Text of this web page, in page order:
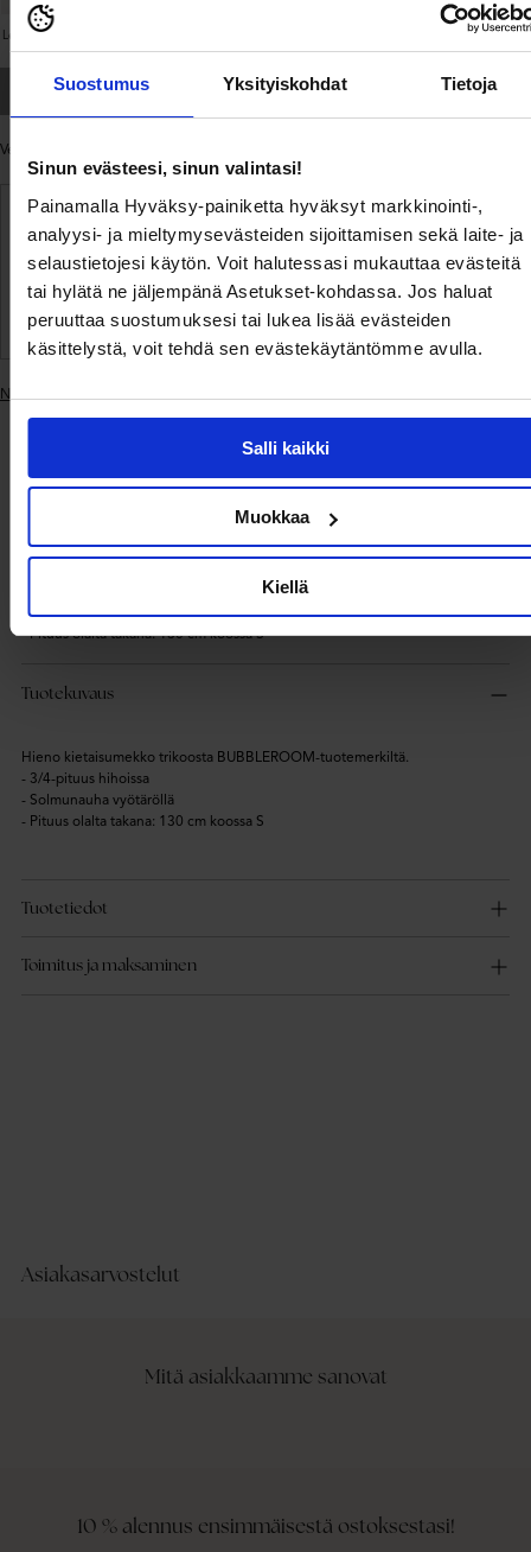
Suostumus Yksityiskohdat Tietoja
Sinun evästeesi, sinun valintasi!
Painamalla Hyväksy-painiketta hyväksyt markkinointi-,
analyysi- ja mieltymysevästeiden sijoittamisen sekä laite- ja
selaustietojesi käytön. Voit halutessasi mukauttaa evästeitä
tai hylätä ne jäljempänä Asetukset-kohdassa. Jos haluat
peruuttaa suostumuksesi tai lukea lisää evästeiden
käsittelystä, voit tehdä sen evästekäytäntömme avulla.
Salli kaikki
Muokkaa
Kiellä
Leopard
Loppuunmyyty
Verot sisältyvät.
Ilmainen toimitus yli 69 € tilauksille
Toimitus 3–5 arkipäivässä
Helppo maksaminen
Näytä samankaltaiset tuotteet
Lisätään
Tuotekuvaus Tuotetiedot
maksaminen
- Solmunauha vyötäröllä
- Pituus olalta takana: 130 cm koossa S
Tuotekuvaus
Hieno kietaisumekko trikoosta BUBBLEROOM-tuotemerkiltä.
- 3/4-pituus hihoissa
- Solmunauha vyötäröllä
- Pituus olalta takana: 130 cm koossa S
Tuotetiedot
Toimitus ja maksaminen
Asiakasarvostelut
Mitä asiakkaamme sanovat
10 % alennus ensimmäisestä ostoksestasi!